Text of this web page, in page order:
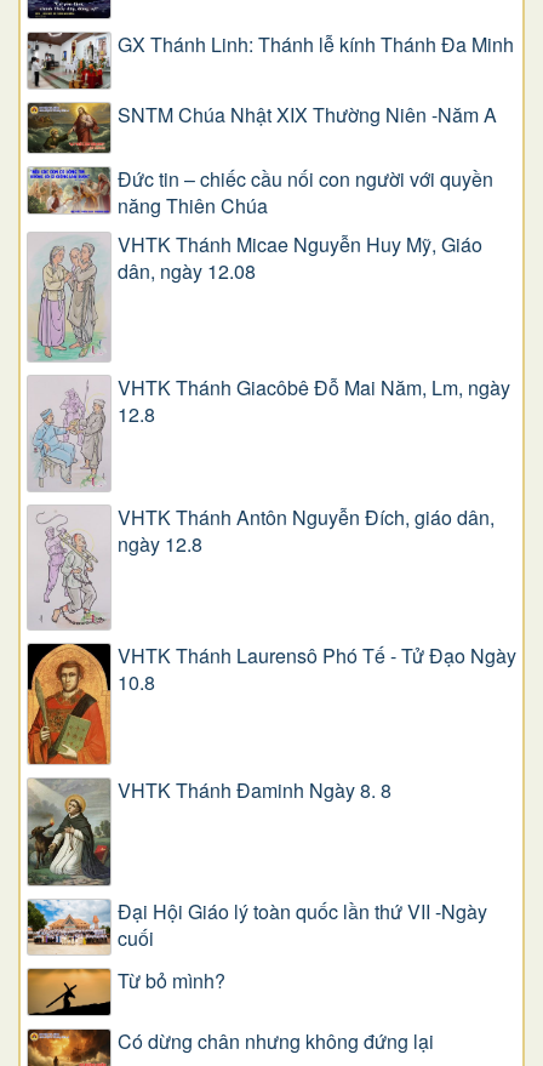
GX Thánh Linh: Thánh lễ kính Thánh Đa Minh
SNTM Chúa Nhật XIX Thường Niên -Năm A
Đức tin – chiếc cầu nối con người với quyền
năng Thiên Chúa
VHTK Thánh Micae Nguyễn Huy Mỹ, Giáo
dân, ngày 12.08
VHTK Thánh Giacôbê Ðỗ Mai Năm, Lm, ngày
12.8
VHTK Thánh Antôn Nguyễn Ðích, giáo dân,
ngày 12.8
VHTK Thánh Laurensô Phó Tế - Tử Đạo Ngày
10.8
VHTK Thánh Đaminh Ngày 8. 8
Đại Hội Giáo lý toàn quốc lần thứ VII -Ngày
cuối
Từ bỏ mình?
Có dừng chân nhưng không đứng lại